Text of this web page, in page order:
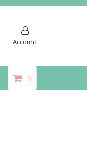
Account
0